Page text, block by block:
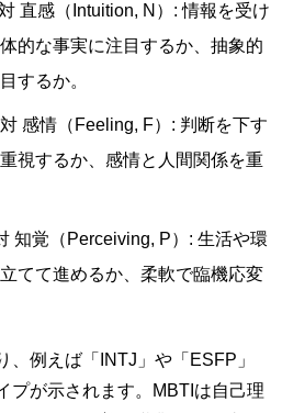
直感（ Intuition, N ） :情報を受け
的な事実に注目するか、抽象的
するか。
感情（ Feeling, F） : 判断を下す
視するか、感情と人間関係を重
知覚（ Perceiving, P） : 生活や環
てて進めるか、柔軟で臨機応変
、例えば「 INTJ 」や「 ESFP 」
プが示されます。
MBTI は自己理